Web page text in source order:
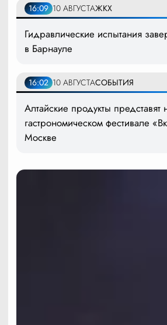
16:09 10 АВГУСТАЖКХ
Гидравлические испытания
в Барнауле
16:02 10 АВГУСТАСОБЫТИЯ
Алтайские продукты представят
гастрономическом фестивале
Москве